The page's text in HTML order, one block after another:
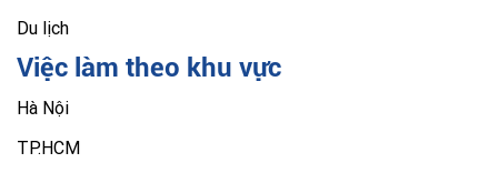
Du lịch
Việc làm theo khu vực
Hà Nội
TP.HCM